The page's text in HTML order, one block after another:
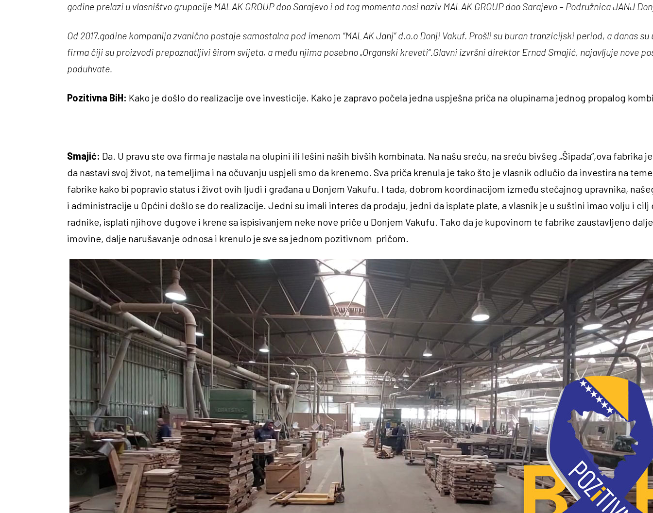
godine prelazi u vlasništvo grupacije MALAK GROUP doo Sarajevo i od tog momenta nosi naziv MALAK GROUP doo Sarajevo – Podružnica JANJ
Od 2017.godine kompanija zvanično postaje samostalna pod imenom “MALAK Janj” d.o.o Donji Vakuf. Prošli su buran tranzicijski period, a danas su
firma čiji su proizvodi prepoznatljivi širom svijeta, a među njima posebno „Organski kreveti“.Glavni izvršni direktor Ernad Smajić, najavljuje nove
poduhvate.
Pozitivna BiH: Kako je došlo do realizacije ove investicije. Kako je zapravo počela jedna uspješna priča na olupinama jednog propalog
Smajić: Da. U pravu ste ova firma je nastala na olupini ili lešini naših bivših kombinata. Na našu sreću, na sreću bivšeg „Šipada“,ova fabrika
da nastavi svoj život, na temeljima i na očuvanju uspjeli smo da krenemo. Sva priča krenula je tako što je vlasnik odlučio da investira na
fabrike kako bi popravio status i život ovih ljudi i građana u Donjem Vakufu. I tada, dobrom koordinacijom između stečajnog upravnika,
i administracije u Općini došlo se do realizacije. Jedni su imali interes da prodaju, jedni da isplate plate, a vlasnik je u suštini imao volju i cilj
radnike, isplati njihove dugove i krene sa ispisivanjem neke nove priče u Donjem Vakufu. Tako da je kupovinom te fabrike zaustavljeno
imovine, dalje narušavanje odnosa i krenulo je sve sa jednom pozitivnom pričom.